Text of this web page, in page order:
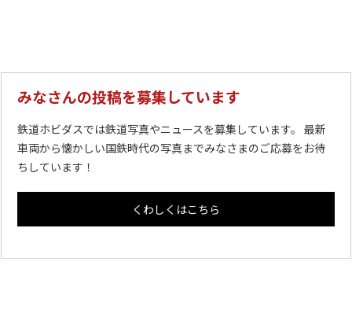
みなさんの投稿を募集しています
鉄道ホビダスでは鉄道写真やニュースを募集しています。 最新
車両から懐かしい国鉄時代の写真までみなさまのご応募をお待
ちしています！
くわしくはこちら